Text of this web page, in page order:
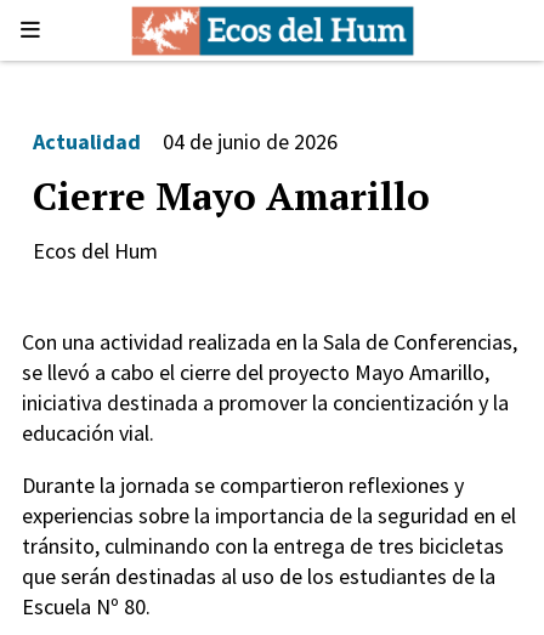
Cierre Mayo Amarillo
Actualidad 04 de junio de 2026
Ecos del Hum
Con una actividad realizada en la Sala de Conferencias,
se llevó a cabo el cierre del proyecto Mayo Amarillo,
iniciativa destinada a promover la concientización y la
educación vial.
Durante la jornada se compartieron reflexiones y
experiencias sobre la importancia de la seguridad en el
tránsito, culminando con la entrega de tres bicicletas
que serán destinadas al uso de los estudiantes de la
Escuela Nº 80.